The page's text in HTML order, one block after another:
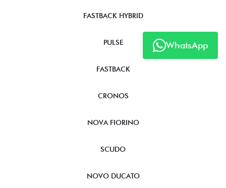
WhatsApp
FASTBACK HYBRID
PULSE
FASTBACK
CRONOS
NOVA FIORINO
SCUDO
NOVO DUCATO